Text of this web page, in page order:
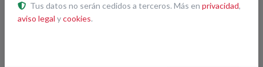
Tus datos no serán cedidos a terceros. Más en privacidad,
aviso legal ycookies.